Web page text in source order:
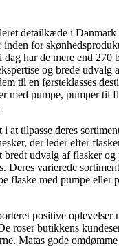
detailkæde i Danmark
inden for
har de mere end 270
og brede udvalg
til en førsteklasses
med pumpe, pumper til
i at tilpasse deres
der leder efter
bredt udvalg af flasker
Deres varierede
flaske med pumpe eller
positive oplevelser
roser butikkens
Matas gode